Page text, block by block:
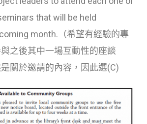
that will be held
month.（希望有經驗的專
之後其中一場互動性的座談
關於邀請的內容，因此選(C)